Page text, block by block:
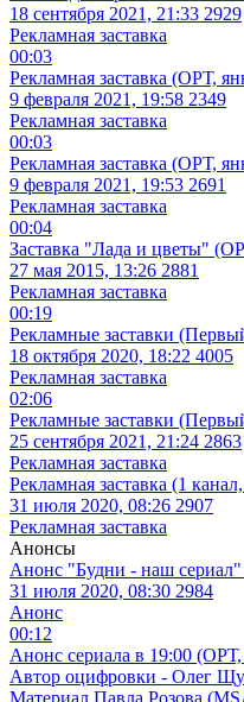
18 сентября 2021, 21:33 2929
Рекламная заставка
00:03
Рекламная заставка (ОРТ,
9 февраля 2021, 19:58 2349
Рекламная заставка
00:03
Рекламная заставка (ОРТ,
9 февраля 2021, 19:53 2691
Рекламная заставка
00:04
Заставка "Лада и цветы"
27 мая 2015, 13:26 2881
Рекламная заставка
00:19
Рекламные заставки
18 октября 2020, 18:22 4005
Рекламная заставка
02:06
Рекламные заставки
25 сентября 2021, 21:24 2863
Рекламная заставка
Рекламная заставка (1
31 июля 2020, 08:26 2907
Рекламная заставка
Анонсы
Анонс "Будни - наш сериал"
31 июля 2020, 08:30 2984
Анонс
00:12
Анонс сериала в 19:00
Автор оцифровки - Олег
Материал Павла Розова